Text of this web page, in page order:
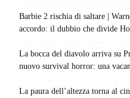
Barbie 2 rischia di saltare |
accordo: il dubbio che divide
La bocca del diavolo arriva su
nuovo survival horror: una
La paura dell’altezza torna al